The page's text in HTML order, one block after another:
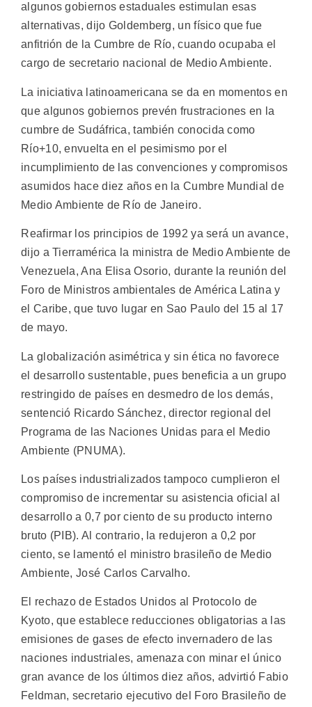
algunos gobiernos estaduales estimulan esas
alternativas, dijo Goldemberg, un físico que fue
anfitrión de la Cumbre de Río, cuando ocupaba el
cargo de secretario nacional de Medio Ambiente.
La iniciativa latinoamericana se da en momentos en
que algunos gobiernos prevén frustraciones en la
cumbre de Sudáfrica, también conocida como
Río+10, envuelta en el pesimismo por el
incumplimiento de las convenciones y compromisos
asumidos hace diez años en la Cumbre Mundial de
Medio Ambiente de Río de Janeiro.
Reafirmar los principios de 1992 ya será un avance,
dijo a Tierramérica la ministra de Medio Ambiente de
Venezuela, Ana Elisa Osorio, durante la reunión del
Foro de Ministros ambientales de América Latina y
el Caribe, que tuvo lugar en Sao Paulo del 15 al 17
de mayo.
La globalización asimétrica y sin ética no favorece
el desarrollo sustentable, pues beneficia a un grupo
restringido de países en desmedro de los demás,
sentenció Ricardo Sánchez, director regional del
Programa de las Naciones Unidas para el Medio
Ambiente (PNUMA).
Los países industrializados tampoco cumplieron el
compromiso de incrementar su asistencia oficial al
desarrollo a 0,7 por ciento de su producto interno
bruto (PIB). Al contrario, la redujeron a 0,2 por
ciento, se lamentó el ministro brasileño de Medio
Ambiente, José Carlos Carvalho.
El rechazo de Estados Unidos al Protocolo de
Kyoto, que establece reducciones obligatorias a las
emisiones de gases de efecto invernadero de las
naciones industriales, amenaza con minar el único
gran avance de los últimos diez años, advirtió Fabio
Feldman, secretario ejecutivo del Foro Brasileño de